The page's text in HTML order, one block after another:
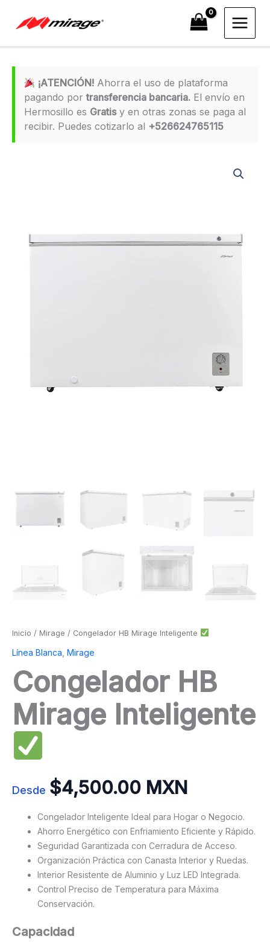
¡ATENCIÓN! Ahorra el uso de plataforma
pagando portransferencia bancaria. El envío en
Hermosillo es Gratisy en otras zonas se paga al
recibir. Puedes cotizarlo al +526624765115
Inicio / Mirage / Congelador HB Mirage Inteligente
Línea Blanca Mirage
Congelador HB
Mirage Inteligente
Desde $4,500.00 MXN
Congelador Inteligente Ideal para Hogar o Negocio.
Ahorro Energético con Enfriamiento Eficiente y Rápido.
Seguridad Garantizada con Cerradura de Acceso.
Organización Práctica con Canasta Interior y Ruedas.
Interior Resistente de Aluminio y Luz LED Integrada.
Control Preciso de Temperatura para Máxima
Conservación.
Capacidad